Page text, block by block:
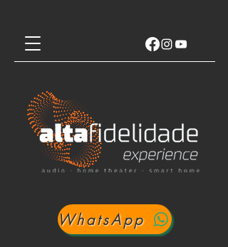
WhatsApp